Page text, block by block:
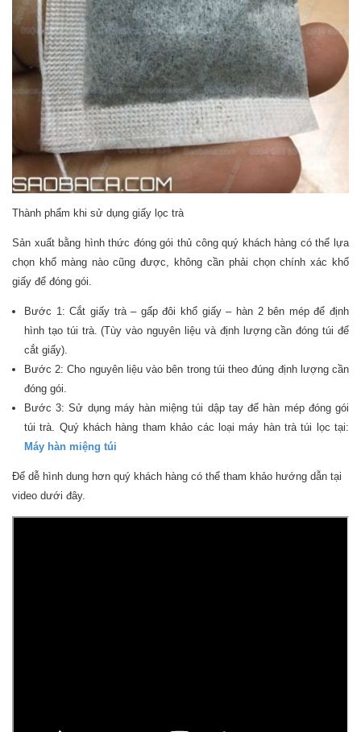
Thành phẩm khi sử dụng giấy lọc trà
Sản xuất bằng hình thức đóng gói thủ công quý khách hàng có thể lựa
chọn khổ màng nào cũng được, không cần phải chọn chính xác khổ
giấy để đóng gói.
Bước 1: Cắt giấy trà – gấp đôi khổ giấy – hàn 2 bên mép để định
hình tạo túi trà. (Tùy vào nguyên liệu và định lượng cần đóng túi để
cắt giấy).
Bước 2: Cho nguyên liệu vào bên trong túi theo đúng định lượng cần
đóng gói.
Bước 3: Sử dụng máy hàn miệng túi dập tay để hàn mép đóng gói
túi trà. Quý khách hàng tham khảo các loại máy hàn trà túi lọc tại:
Máy hàn miệng túi
Để dễ hình dung hơn quý khách hàng có thể tham khảo hướng dẫn tại
video dưới đây.